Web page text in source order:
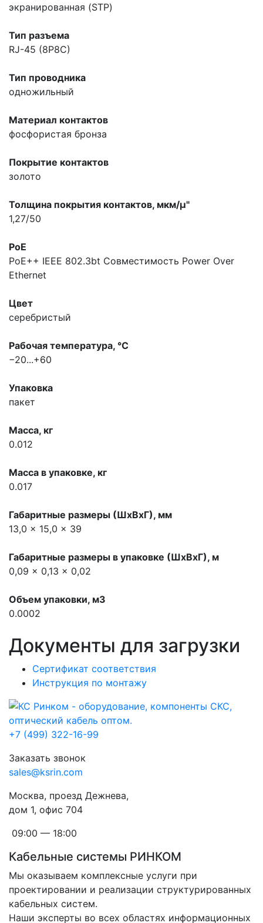
экранированная (STP)
Тип разъема
RJ-45 (8P8C)
Тип проводника
одножильный
Материал контактов
фосфористая бронза
Покрытие контактов
золото
Толщина покрытия контактов, мкм/µ"
1,27/50
PoE
PoE++ IEEE 802.3bt Совместимость Power Over
Ethernet
Цвет
серебристый
Рабочая температура, °С
−20...+60
Упаковка
пакет
Масса, кг
0.012
Масса в упаковке, кг
0.017
Габаритные размеры (ШхВхГ), мм
13,0 x 15,0 x 39
Габаритные размеры в упаковке (ШхВхГ), м
0,09 x 0,13 x 0,02
Объем упаковки, м3
0.0002
Документы для загрузки
Сертификат соответствия
Инструкция по монтажу
+7 (499) 322-16-99
Заказать звонок
sales@ksrin.com
Москва, проезд Дежнева,
дом 1, офис 704
09:00 — 18:00
Кабельные системы РИНКОМ
Мы оказываем комплексные услуги при
проектировании и реализации структурированных
кабельных систем.
Наши эксперты во всех областях информационных